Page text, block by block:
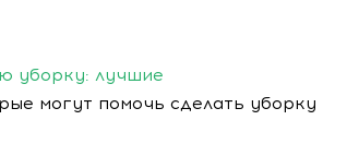
уборку: лучшие
могут помочь сделать уборку